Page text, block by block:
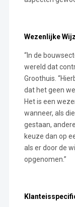
Wezenlijke
“In de
wereld dat
Groothuis.
dat het geen
Het is een
wanneer, als
gestaan,
keuze dan op
als er door de
opgenomen.”